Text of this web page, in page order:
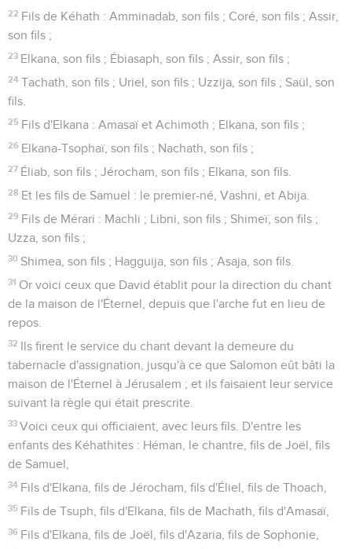
22 Fils de Kéhath : Amminadab, son fils ; Coré, son fils ; Assir,
son fils ;
23 Elkana, son fils ; Ébiasaph, son fils ; Assir, son fils ;
24 Tachath, son fils ; Uriel, son fils ; Uzzija, son fils ; Saül, son
fils.
25 Fils d'Elkana : Amasaï et Achimoth ; Elkana, son fils ;
26 Elkana-Tsophaï, son fils ; Nachath, son fils ;
27 Éliab, son fils ; Jérocham, son fils ; Elkana, son fils.
28 Et les fils de Samuel : le premier-né, Vashni, et Abija.
29 Fils de Mérari : Machli ; Libni, son fils ; Shimeï, son fils ;
Uzza, son fils ;
30 Shimea, son fils ; Hagguija, son fils ; Asaja, son fils.
31 Or voici ceux que David établit pour la direction du chant
de la maison de l'Éternel, depuis que l'arche fut en lieu de
repos.
32 Ils firent le service du chant devant la demeure du
tabernacle d'assignation, jusqu'à ce que Salomon eût bâti la
maison de l'Éternel à Jérusalem ; et ils faisaient leur service
suivant la règle qui était prescrite.
33 Voici ceux qui officiaient, avec leurs fils. D'entre les
enfants des Kéhathites : Héman, le chantre, fils de Joël, fils
de Samuel,
34 Fils d'Elkana, fils de Jérocham, fils d'Éliel, fils de Thoach,
35 Fils de Tsuph, fils d'Elkana, fils de Machath, fils d'Amasaï,
36 Fils d'Elkana, fils de Joël, fils d'Azaria, fils de Sophonie,